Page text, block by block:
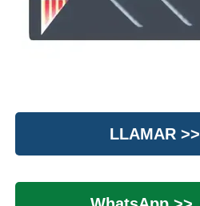
LLAMAR >>